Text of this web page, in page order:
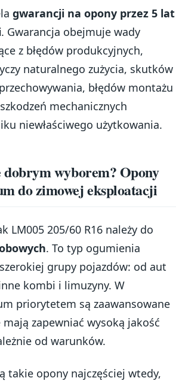
gwarancji na opony przez 5 lat
. Gwarancja obejmuje wady
z błędów produkcyjnych,
naturalnego zużycia, skutków
błędów montażu
mechanicznych
niewłaściwego użytkowania.
dobrym wyborem? Opony
do zimowej eksploatacji
LM005 205/60 R16 należy do
. To typ ogumienia
grupy pojazdów: od aut
kombi i limuzyny. W
priorytetem są zaawansowane
zapewniać wysoką jakość
od warunków.
takie opony najczęściej wtedy,